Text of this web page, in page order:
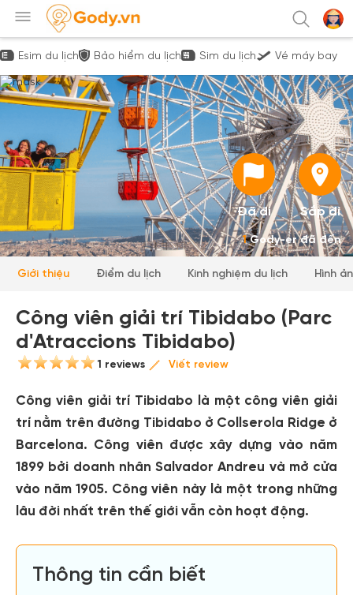
Esim du lịch Bảo hiểm du lịch Sim du lịch Vé máy bay
Đã đi Sắp đi
1Gody-er đã đến
Giới thiệu Điểm du lịch Kinh nghiệm du lịch Hình
Công viên giải trí Tibidabo (Parc
d'Atraccions Tibidabo)
1 reviews Viết review
Công viên giải trí Tibidabo là một công viên giải
trí nằm trên đường Tibidabo ở Collserola Ridge ở
Barcelona. Công viên được xây dựng vào năm
1899 bởi doanh nhân Salvador Andreu và mở cửa
vào năm 1905. Công viên này là một trong những
lâu đời nhất trên thế giới vẫn còn hoạt động.
Thông tin cần biết